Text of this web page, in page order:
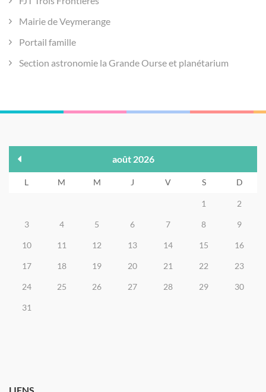
Mairie de Veymerange
Portail famille
Section astronomie la Grande Ourse et planétarium
août 2026
L M M J V S D
1 2
3 4 5 6 7 8 9
10 11 12 13 14 15 16
17 18 19 20 21 22 23
24 25 26 27 28 29 30
31
LIENS